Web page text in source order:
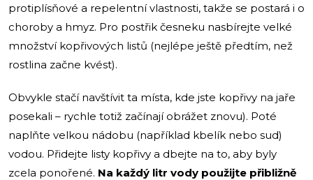
protiplísňové a repelentní vlastnosti, takže se postará i o
choroby a hmyz. Pro postřik česneku nasbírejte velké
množství kopřivových listů (nejlépe ještě předtím, než
rostlina začne kvést).
Obvykle stačí navštívit ta místa, kde jste kopřivy na jaře
posekali – rychle totiž začínají obrážet znovu). Poté
naplňte velkou nádobu (například kbelík nebo sud)
vodou. Přidejte listy kopřivy a dbejte na to, aby byly
zcela ponořené. Na každý litr vody použijte přibližně